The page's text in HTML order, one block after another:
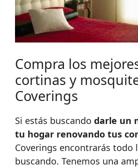
Compra los
cortinas y
Coverings
Si estás buscando darle un
tu hogar renovando tus
Coverings encontrarás todo
buscando. Tenemos una